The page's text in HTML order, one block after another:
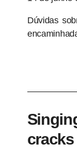
Dúvidas
cracks